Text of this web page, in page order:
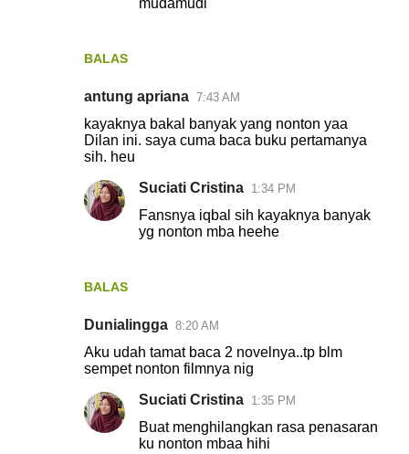
BALAS
mudamudi
antung apriana 7:43 AM
kayaknya bakal banyak yang nonton yaa
Dilan ini. saya cuma baca buku pertamanya
sih. heu
BALAS
Suciati Cristina 1:34 PM
Fansnya iqbal sih kayaknya banyak
yg nonton mba heehe
Dunialingga 8:20 AM
Aku udah tamat baca 2 novelnya..tp blm
sempet nonton filmnya nig
Suciati Cristina 1:35 PM
Buat menghilangkan rasa penasaran
ku nonton mbaa hihi